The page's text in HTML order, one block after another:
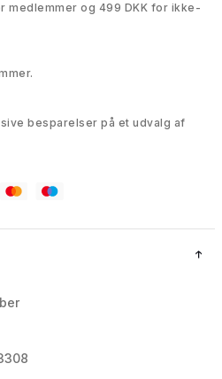
medlemmer og 499 DKK for ikke-
besparelser på et udvalg af